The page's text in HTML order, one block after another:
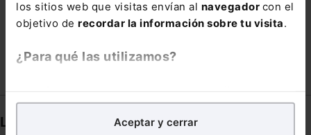
los sitios web que visitas envían al navegador con el
objetivo de recordar la información sobre tu visita.
¿Para qué las utilizamos?
analíticospara tratar demejorar tu experienciaen
nuestra página web. También con fines publicitarios,
Aceptar y cerrar
TAX FREE TRANSFERENCIA DE IMPUESTOS
Links directos